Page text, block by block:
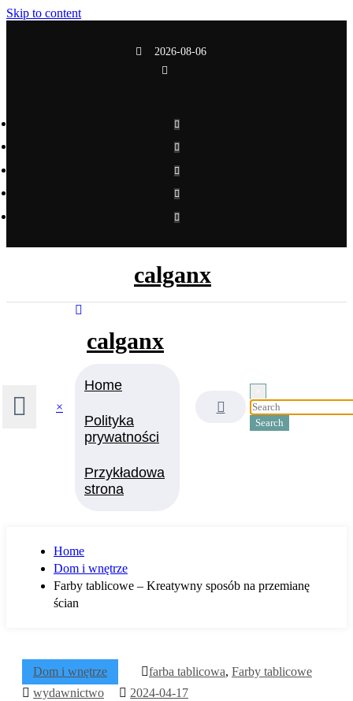
Skip to content
2026-08-06
calganx
×
calganx
Home
Polityka
prywatności
Przykładowa
strona
Home
Dom i wnętrze
Farby tablicowe – Kreatywny sposób na przemianę
ścian
Dom i wnętrze farba tablicowa, Farby tablicowe
wydawnictwo
2024-04-17